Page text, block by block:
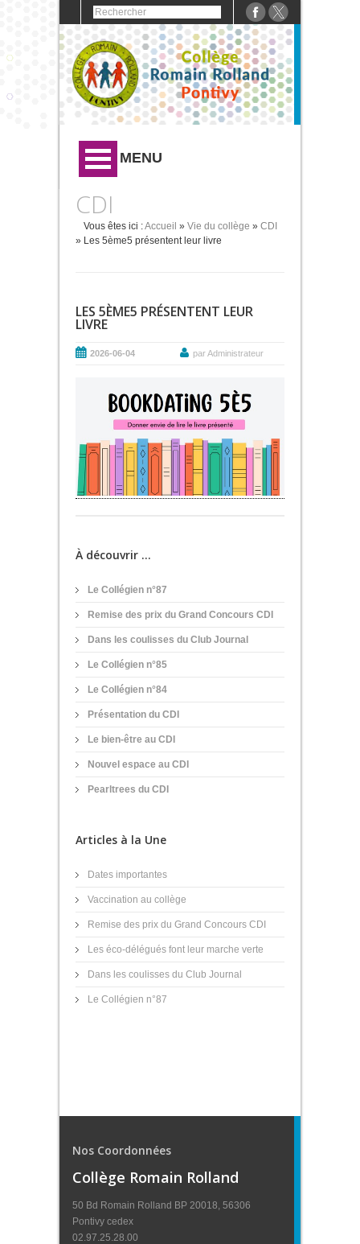
MENU
CDI
Vous êtes ici :Accueil » Vie du collège » CDI
» Les 5ème5 présentent leur livre
LES 5ÈME5 PRÉSENTENT LEUR
LIVRE
2026-06-04 par Administrateur
À découvrir ...
Le Collégien n°87
Remise des prix du Grand Concours CDI
Dans les coulisses du Club Journal
Le Collégien n°85
Le Collégien n°84
Présentation du CDI
Le bien-être au CDI
Nouvel espace au CDI
Pearltrees du CDI
Articles à la Une
Dates importantes
Vaccination au collège
Remise des prix du Grand Concours CDI
Les éco-délégués font leur marche verte
Dans les coulisses du Club Journal
Le Collégien n°87
Nos Coordonnées
Collège Romain Rolland
50 Bd Romain Rolland BP 20018, 56306
Pontivy cedex
02.97.25.28.00